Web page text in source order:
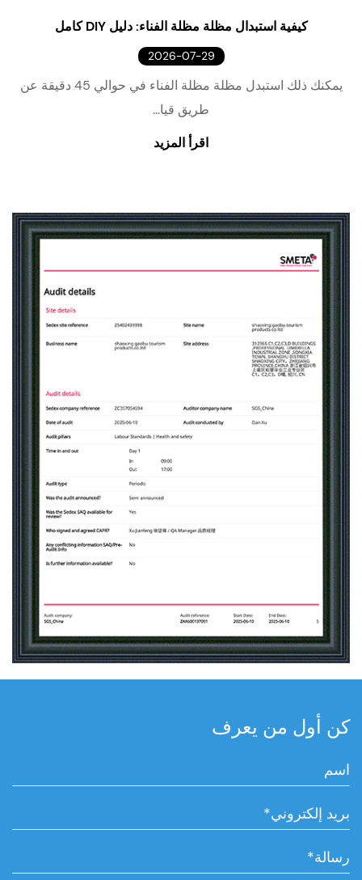
كيفية استبدال مظلة مظلة الفناء: دليل DIY كامل
2026-07-29
يمكنك ذلك استبدل مظلة مظلة الفناء في حوالي 45 دقيقة عن
طريق قيا...
اقرأ المزيد
كن أول من يعرف